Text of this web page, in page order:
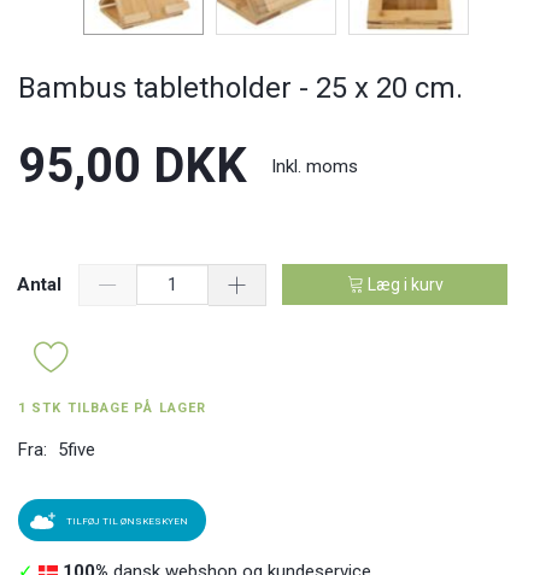
Bambus tabletholder - 25 x 20 cm.
95,00 DKK Inkl. moms
Antal Læg i kurv
1 STK TILBAGE PÅ LAGER
Fra: 5five
TILFØJ TIL ØNSKESKYEN